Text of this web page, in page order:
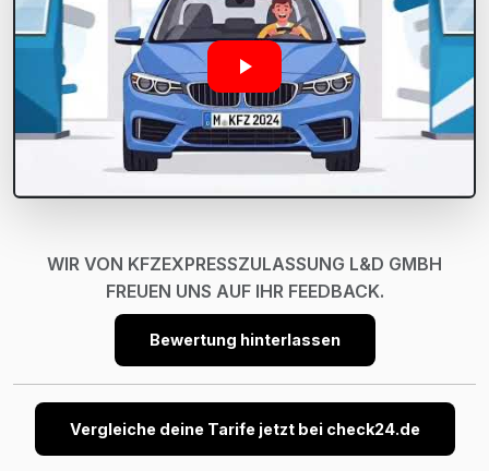
WIR VON KFZEXPRESSZULASSUNG L&D GMBH
FREUEN UNS AUF IHR FEEDBACK.
Bewertung hinterlassen
Vergleiche deine Tarife jetzt bei check24.de